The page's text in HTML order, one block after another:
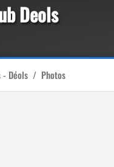
Deols
- Déols / Photos